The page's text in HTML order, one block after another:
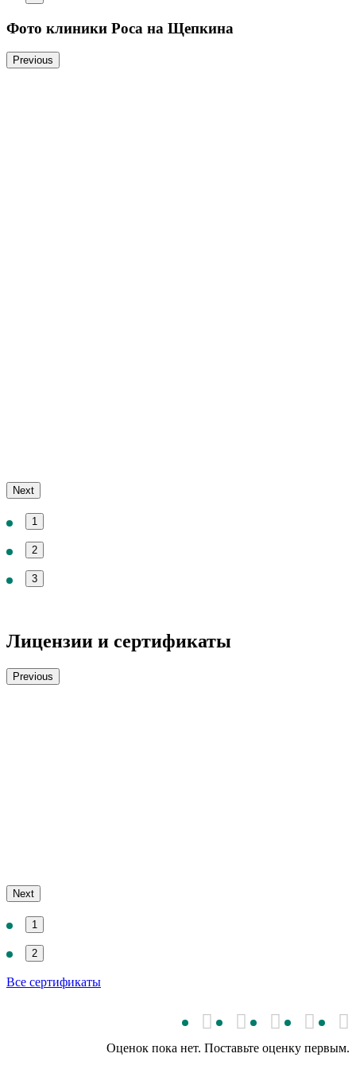
Фото клиники Роса на Щепкина
Previous
Next
1
2
3
Лицензии и сертификаты
Previous
Next
1
2
Все сертификаты
Оценок пока нет. Поставьте оценку первым.